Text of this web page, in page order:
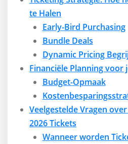
te Halen
Early-Bird Purchasing
Bundle Deals
Dynamic Pricing
Financiële Planning voor
Budget-Opmaak
Veelgestelde Vragen
2026 Tickets
Wanneer worden